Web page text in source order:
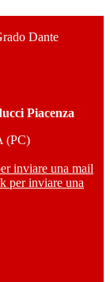
Dante
Piacenza
(PC)
inviare una mail
per inviare una